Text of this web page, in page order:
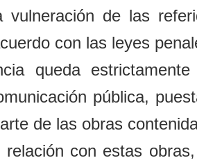
vulneración de las
con las leyes
queda
pública,
de las obras
relación con estas ob